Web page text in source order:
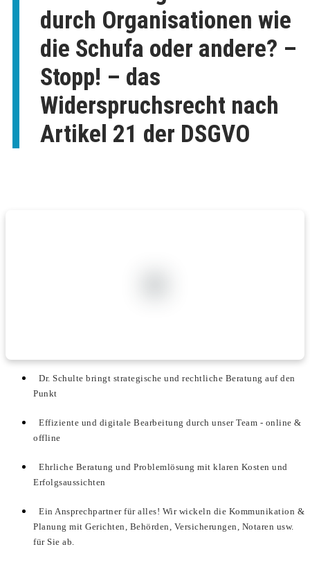
durch Organisationen wie
die Schufa oder andere? –
Stopp! – das
Widerspruchsrecht nach
Artikel 21 der DSGVO
Dr. Schulte bringt strategische und rechtliche Beratung auf den
Punkt
Effiziente und digitale Bearbeitung durch unser Team - online &
offline
Ehrliche Beratung und Problemlösung mit klaren Kosten und
Erfolgsaussichten
Ein Ansprechpartner für alles! Wir wickeln die Kommunikation &
Planung mit Gerichten, Behörden, Versicherungen, Notaren usw.
für Sie ab.